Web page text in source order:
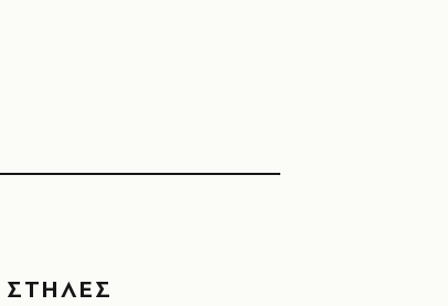
ΣΤΗΛΕΣ